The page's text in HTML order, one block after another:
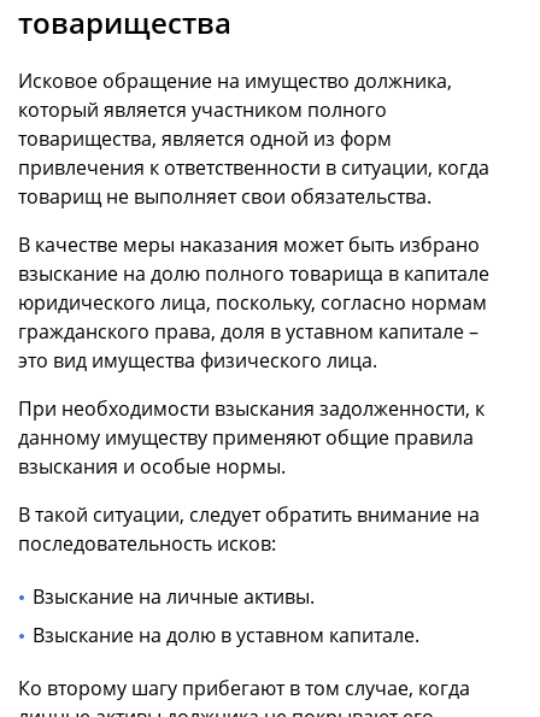
товарищества
Исковое обращение на имущество должника,
который является участником полного
товарищества, является одной из форм
привлечения к ответственности в ситуации, когда
товарищ не выполняет свои обязательства.
В качестве меры наказания может быть избрано
взыскание на долю полного товарища в капитале
юридического лица, поскольку, согласно нормам
гражданского права, доля в уставном капитале –
это вид имущества физического лица.
При необходимости взыскания задолженности, к
данному имуществу применяют общие правила
взыскания и особые нормы.
В такой ситуации, следует обратить внимание на
последовательность исков:
Взыскание на личные активы.
Взыскание на долю в уставном капитале.
Ко второму шагу прибегают в том случае, когда